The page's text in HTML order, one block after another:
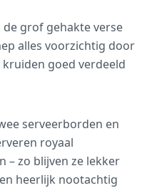
de grof gehakte verse
alles voorzichtig door
goed verdeeld
serveerborden en
royaal
– zo blijven ze lekker
heerlijk nootachtig